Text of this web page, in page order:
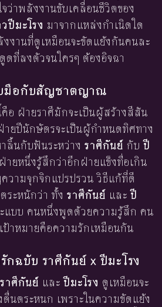
จว่าพลังงานขับเคลื่อนชีวิตของ
ปีมะโรง มาจากแหล่งกำเนิดใด
งงานที่ดูเหมือนจะขัดแย้งกันคนละ
ดที่ลงตัวจนใครๆ ต้องอิจฉา
มือกับสัญชาตญาณ
อ ฝ่ายราศีมักจะเป็นผู้สร้างสีสัน
ยปีนักษัตรจะเป็นผู้กำหนดทิศทาง
ลิ้นกับฟันระหว่าง ราศีกันย์ กับปี
ายหนึ่งรู้สึกว่าอีกฝ่ายแข็งทื่อเกิน
วามจุกจิกแปรปรวน วิธีแก้ที่ดี
ระหนักว่า ทั้ง ราศีกันย์ และปี
แบบ คนหนึ่งพูดด้วยความรู้สึก คน
าหมายคือความรักเหมือนกัน
กฉบับ ราศีกันย์ x ปีมะโรง
ราศีกันย์ และปีมะโรง ดูเหมือนจะ
นตระหนก เพราะในความขัดแย้ง